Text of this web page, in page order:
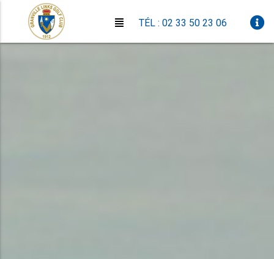
TÉL : 02 33 50 23 06